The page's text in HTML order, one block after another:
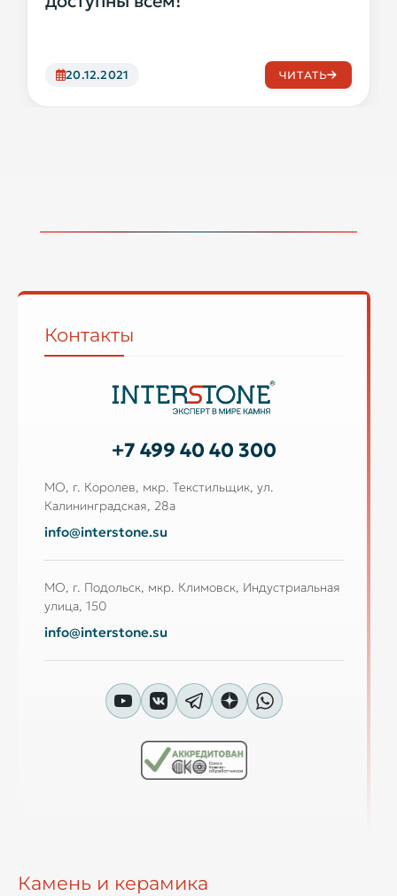
20.12.2021 ЧИТАТЬ
Контакты
+7 499 40 40 300
МО, г. Королев, мкр. Текстильщик, ул.
Калининградская, 28а
info@interstone.su
МО, г. Подольск, мкр. Климовск, Индустриальная
улица, 150
info@interstone.su
Камень и керамика